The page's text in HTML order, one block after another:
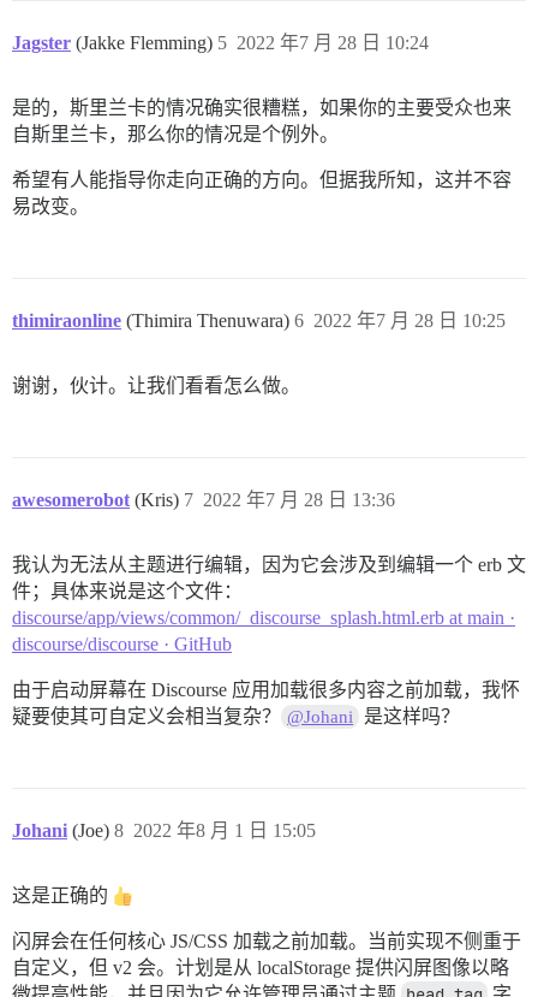
Jagster (Jakke Flemming) 2022 年7 月 28 日 10:24
5
是的，斯里兰卡的情况确实很糟糕，如果你的主要受众也来
自斯里兰卡，那么你的情况是个例外。
希望有人能指导你走向正确的方向。但据我所知，这并不容
易改变。
thimiraonline (Thimira Thenuwara) 2022 年7 月 28 日 10:25
6
谢谢，伙计。让我们看看怎么做。
awesomerobot (Kris) 2022 年7 月 28 日 13:36
7
我认为无法从主题进行编辑，因为它会涉及到编辑一个 erb 文
件；具体来说是这个文件：
discourse/app/views/common/_discourse_splash.html.erb at main ·
discourse/discourse · GitHub
由于启动屏幕在 Discourse 应用加载很多内容之前加载，我怀
疑要使其可自定义会相当复杂？
@Johani 是这样吗？
Johani (Joe) 2022 年8 月 1 日 15:05
8
这是正确的
闪屏会在任何核心 JS/CSS 加载之前加载。当前实现不侧重于
自定义，但 v2 会。计划是从 localStorage 提供闪屏图像以略